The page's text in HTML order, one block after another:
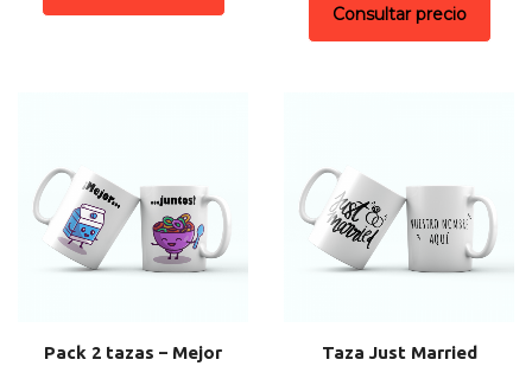
Consultar precio
Pack 2 tazas – Mejor
Taza Just Married